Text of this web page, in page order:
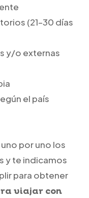
(21–30 días
y/o externas
el país
por uno los
y te indicamos
para obtener
viajar con